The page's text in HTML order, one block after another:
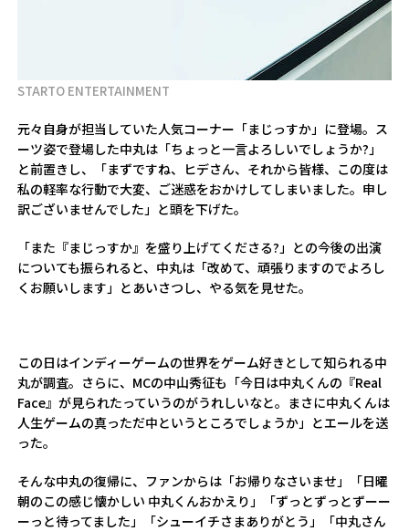
STARTO ENTERTAINMENT
元々自身が担当していた人気コーナー「まじっすか」に登場。ス
ーツ姿で登場した中丸は「ちょっと一言よろしいでしょうか?」
と前置きし、「まずですね、ヒデさん、それから皆様、この度は
私の軽率な行動で大変、ご迷惑をおかけしてしまいました。申し
訳ございませんでした」と頭を下げた。
「また『まじっすか』を盛り上げてくださる?」との今後の出演
についても振られると、中丸は「改めて、頑張りますのでよろし
くお願いします」とあいさつし、やる気を見せた。
この日はインディーゲームの世界をゲーム好きとして知られる中
丸が調査。さらに、MCの中山秀征も「今日は中丸くんの『Real
Face』が見られたっていうのがうれしいなと。まさに中丸くんは
人生ゲームの真っただ中というところでしょうか」とエールを送
った。
そんな中丸の復帰に、ファンからは「お帰りなさいませ」「日曜
朝のこの感じ懐かしい 中丸くんおかえり」「ずっとずっとずーー
ーっと待ってました」「シューイチさまありがとう」「中丸さん